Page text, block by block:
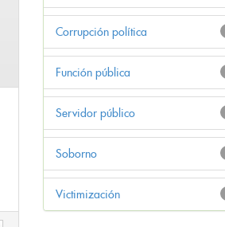
Corrupción política
Función pública
Servidor público
Soborno
Victimización